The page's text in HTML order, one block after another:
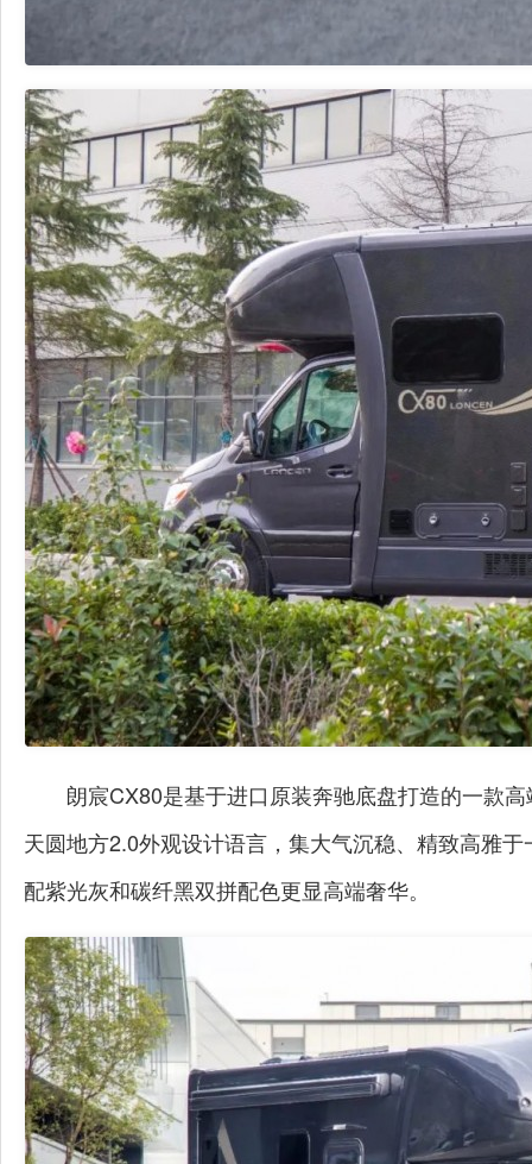
朗宸CX80是基于进口原装奔驰底盘打造的一款
天圆地方2.0外观设计语言，集大气沉稳、精致高雅
配紫光灰和碳纤黑双拼配色更显高端奢华。